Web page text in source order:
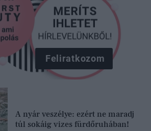
Feliratkozom
A nyár veszélye: ezért ne maradj
túl sokáig vizes fürdőruhában!